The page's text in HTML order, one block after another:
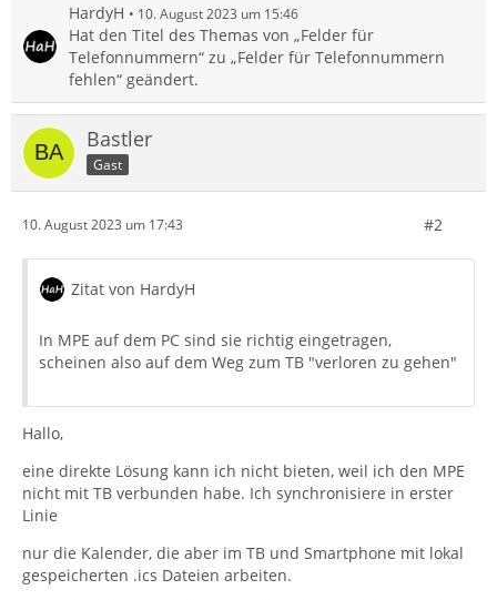
HardyH 10. August 2023 um 15:46
Hat den Titel des Themas von „Felder für
Telefonnummern“ zu „Felder für Telefonnummern
fehlen“ geändert.
Bastler
Gast
10. August 2023 um 17:43 #2
Zitat von HardyH
In MPE auf dem PC sind sie richtig eingetragen,
scheinen also auf dem Weg zum TB "verloren zu gehen"
Hallo,
eine direkte Lösung kann ich nicht bieten, weil ich den MPE
nicht mit TB verbunden habe. Ich synchronisiere in erster
Linie
nur die Kalender, die aber im TB und Smartphone mit lokal
gespeicherten .ics Dateien arbeiten.